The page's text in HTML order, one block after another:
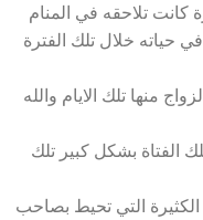
تلاحقه في المنام
حياته خلال تلك الفترة
منها تلك الايام والله
الفتاة بشكل كبير تلك
الكثيرة التي تحيط بصاحب